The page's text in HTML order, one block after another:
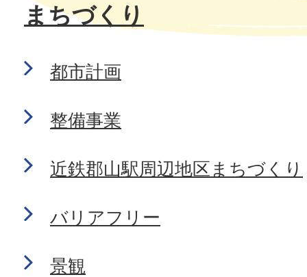
まちづくり
都市計画
整備事業
近鉄郡山駅周辺地区まちづくり
バリアフリー
景観